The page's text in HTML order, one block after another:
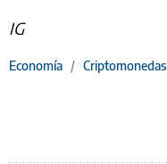
IG
Economía / Criptomonedas